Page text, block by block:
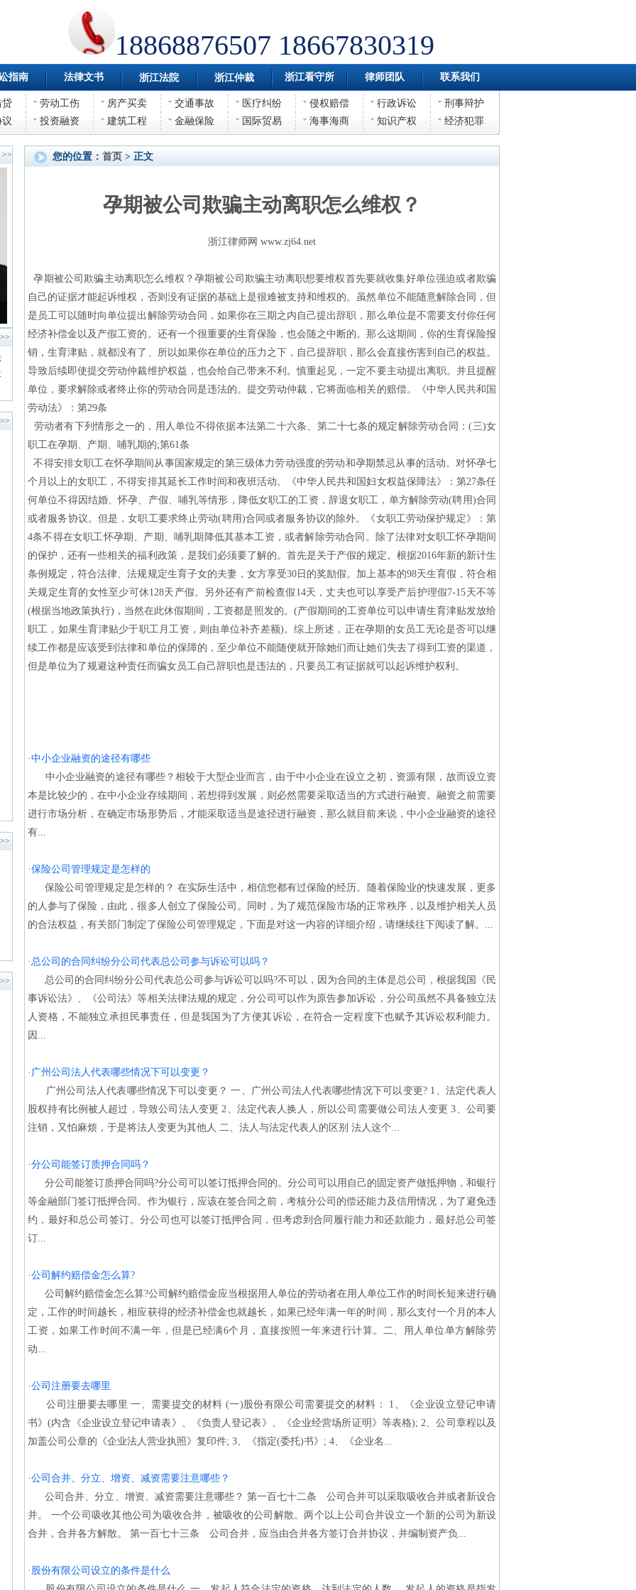
18868876507 18667830319
指南 法律文书 浙江法院 浙江仲裁 浙江看守所 律师团队 联系我们
贷 劳动工伤 房产买卖 交通事故 医疗纠纷 侵权赔偿 行政诉讼
刑事辩护
投资融资 建筑工程 金融保险 国际贸易 海事海商 知识产权 经济犯罪
>>
>>
>>
>>
>>
您的位置： 首页 > 正文
孕期被公司欺骗主动离职怎么维权？
浙江律师网 www.zj64.net
孕期被公司欺骗主动离职怎么维权？孕期被公司欺骗主动离职想要维权首先要就收集好单位强迫或者欺骗
自己的证据才能起诉维权，否则没有证据的基础上是很难被支持和维权的。虽然单位不能随意解除合同，但
是员工可以随时向单位提出解除劳动合同，如果你在三期之内自己提出辞职，那么单位是不需要支付你任何
经济补偿金以及产假工资的。还有一个很重要的生育保险，也会随之中断的。那么这期间，你的生育保险报
销，生育津贴，就都没有了、所以如果你在单位的压力之下，自己提辞职，那么会直接伤害到自己的权益。
导致后续即使提交劳动仲裁维护权益，也会给自己带来不利。慎重起见，一定不要主动提出离职。并且提醒
单位，要求解除或者终止你的劳动合同是违法的。提交劳动仲裁，它将面临相关的赔偿。《中华人民共和国
劳动法》：第29条
劳动者有下列情形之一的，用人单位不得依据本法第二十六条、第二十七条的规定解除劳动合同：(三)女
职工在孕期、产期、哺乳期的;第61条
不得安排女职工在怀孕期间从事国家规定的第三级体力劳动强度的劳动和孕期禁忌从事的活动。对怀孕七
个月以上的女职工，不得安排其延长工作时间和夜班活动。《中华人民共和国妇女权益保障法》：第27条任
何单位不得因结婚、怀孕、产假、哺乳等情形，降低女职工的工资，辞退女职工，单方解除劳动(聘用)合同
或者服务协议。但是，女职工要求终止劳动(聘用)合同或者服务协议的除外。《女职工劳动保护规定》：第
4条不得在女职工怀孕期、产期、哺乳期降低其基本工资，或者解除劳动合同。除了法律对女职工怀孕期间
的保护，还有一些相关的福利政策，是我们必须要了解的。首先是关于产假的规定。根据2016年新的新计生
条例规定，符合法律、法规规定生育子女的夫妻，女方享受30日的奖励假。加上基本的98天生育假，符合相
关规定生育的女性至少可休128天产假。另外还有产前检查假14天，丈夫也可以享受产后护理假7-15天不等
(根据当地政策执行)，当然在此休假期间，工资都是照发的。(产假期间的工资单位可以申请生育津贴发放给
职工，如果生育津贴少于职工月工资，则由单位补齐差额)。综上所述，正在孕期的女员工无论是否可以继
续工作都是应该受到法律和单位的保障的，至少单位不能随便就开除她们而让她们失去了得到工资的渠道，
但是单位为了规避这种责任而骗女员工自己辞职也是违法的，只要员工有证据就可以起诉维护权利。
·中小企业融资的途径有哪些
中小企业融资的途径有哪些？相较于大型企业而言，由于中小企业在设立之初，资源有限，故而设立资
本是比较少的，在中小企业存续期间，若想得到发展，则必然需要采取适当的方式进行融资。融资之前需要
进行市场分析，在确定市场形势后，才能采取适当是途径进行融资，那么就目前来说，中小企业融资的途径
有...
·保险公司管理规定是怎样的
保险公司管理规定是怎样的？ 在实际生活中，相信您都有过保险的经历。随着保险业的快速发展，更多
的人参与了保险，由此，很多人创立了保险公司。同时，为了规范保险市场的正常秩序，以及维护相关人员
的合法权益，有关部门制定了保险公司管理规定，下面是对这一内容的详细介绍，请继续往下阅读了解。...
·总公司的合同纠纷分公司代表总公司参与诉讼可以吗？
总公司的合同纠纷分公司代表总公司参与诉讼可以吗?不可以，因为合同的主体是总公司，根据我国《民
事诉讼法》、《公司法》等相关法律法规的规定，分公司可以作为原告参加诉讼，分公司虽然不具备独立法
人资格，不能独立承担民事责任，但是我国为了方便其诉讼，在符合一定程度下也赋予其诉讼权利能力。
因...
· 广州公司法人代表哪些情况下可以变更？
广州公司法人代表哪些情况下可以变更？ 一、广州公司法人代表哪些情况下可以变更? 1、法定代表人
股权持有比例被人超过，导致公司法人变更 2、法定代表人换人，所以公司需要做公司法人变更 3、公司要
注销，又怕麻烦，于是将法人变更为其他人 二、法人与法定代表人的区别 法人这个...
·分公司能签订质押合同吗？
分公司能签订质押合同吗?分公司可以签订抵押合同的。分公司可以用自己的固定资产做抵押物，和银行
等金融部门签订抵押合同。作为银行，应该在签合同之前，考核分公司的偿还能力及信用情况，为了避免违
约，最好和总公司签订。分公司也可以签订抵押合同，但考虑到合同履行能力和还款能力，最好总公司签
订...
·公司解约赔偿金怎么算?
公司解约赔偿金怎么算?公司解约赔偿金应当根据用人单位的劳动者在用人单位工作的时间长短来进行确
定，工作的时间越长，相应获得的经济补偿金也就越长，如果已经年满一年的时间，那么支付一个月的本人
工资，如果工作时间不满一年，但是已经满6个月，直接按照一年来进行计算。二、用人单位单方解除劳
动...
·公司注册要去哪里
公司注册要去哪里 一、需要提交的材料 (一)股份有限公司需要提交的材料： 1、《企业设立登记申请
书》(内含《企业设立登记申请表》、《负责人登记表》、《企业经营场所证明》等表格); 2、公司章程以及
加盖公司公章的《企业法人营业执照》复印件; 3、《指定(委托)书》; 4、《企业名...
·公司合并、分立、增资、减资需要注意哪些？
公司合并、分立、增资、减资需要注意哪些？ 第一百七十二条 公司合并可以采取吸收合并或者新设合
并。 一个公司吸收其他公司为吸收合并，被吸收的公司解散。两个以上公司合并设立一个新的公司为新设
合并，合并各方解散。 第一百七十三条 公司合并，应当由合并各方签订合并协议，并编制资产负...
· 股份有限公司设立的条件是什么